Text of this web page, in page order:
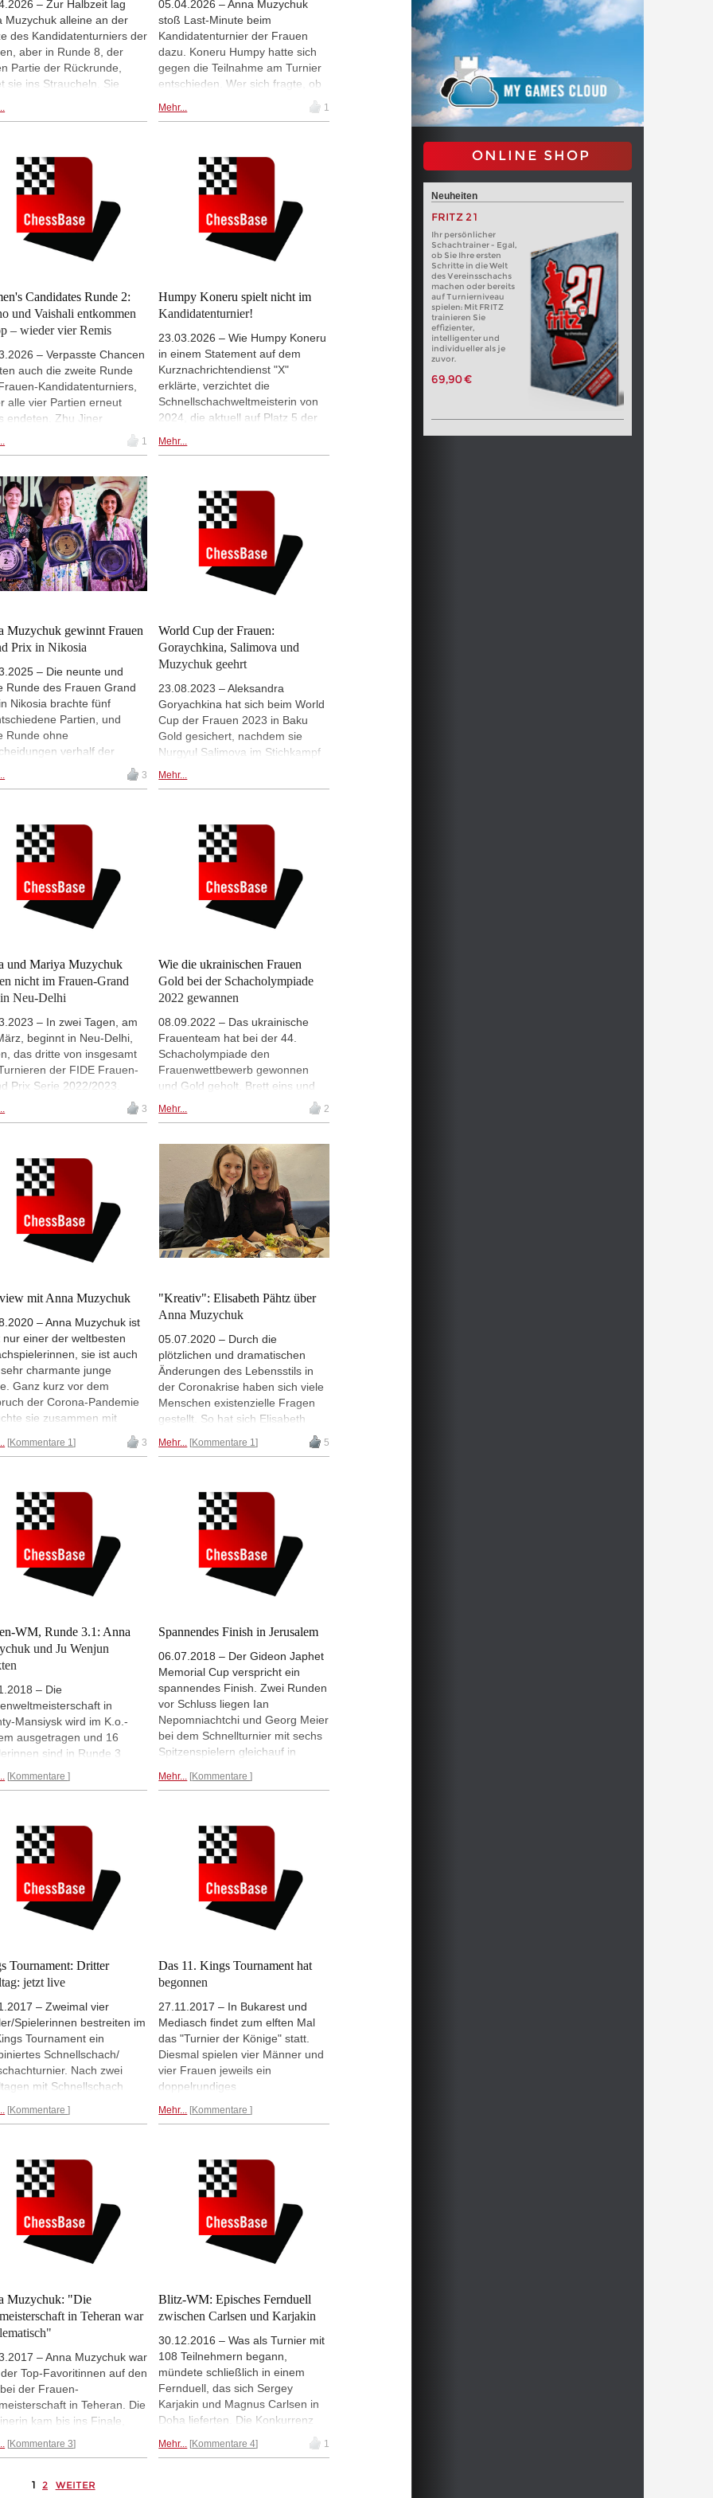
– Zur Halbzeit lag
Muzychuk alleine an der
des Kandidatenturniers der
aber in Runde 8, der
Partie der Rückrunde,
sie ins Straucheln. Sie
lange Zeit klar besser, fast
Niederlage teilt sie sich
anderen Spielerinnen, die
4,5 Punkte aus 8 Partien
die Tabellenführung. |
FIDE / Yoav Nis
05.04.2026 – Anna Muzychuk
stoß Last-Minute beim
Kandidatenturnier der Frauen
dazu. Koneru Humpy hatte sich
gegen die Teilnahme am Turnier
entschieden. Wer sich fragte, ob
Muzychuk überhaupt mithalten
könnte, weil die anderen
eines Besseren belehrt. In Runde
6 gewann Muzychuk gegen Zhu
Jiner und führt dadurch mit 4 aus
6. Divya Deshmukh konnte gegen
Bibisara Assaubayeva ihren
ersten Sieg verzeichnen und
Vaishali Rameshbabu gewann
Samstag. | Foto: FIDE / Yoav Nis
Mehr... 1
Candidates Runde 2:
und Vaishali entkommen
– wieder vier Remis
– Verpasste Chancen
auch die zweite Runde
Kandidatenturniers,
alle vier Partien erneut
endeten. Zhu Jiner
eine deutlich überlegene
sodass ein Dauerschach
für Lagno rettete. Im
indischen Duell verspielte
Deshmukh (im Bild)
einen Vorteil, nachdem
taktische Möglichkeit von
Rameshbabu übersehen
| Foto: FIDE / Yoav Nis
1
Humpy Koneru spielt nicht im
Kandidatenturnier!
23.03.2026 – Wie Humpy Koneru
in einem Statement auf dem
Kurznachrichtendienst "X"
erklärte, verzichtet die
Schnellschachweltmeisterin von
2024, die aktuell auf Platz 5 der
Teilnahme am Kandidatenturnier
Sicherheitsbedenken vor dem
Hintergrund zunehmender
Spannungen in der Region.
Gemäß den Regularien wurde
Anna Muzychuk als Ersatz für die
indische Großmeisterin in das
achtköpfige Teilnehmerfeld
Mehr...
Muzychuk gewinnt Frauen
Prix in Nikosia
– Die neunte und
Runde des Frauen Grand
Nikosia brachte fünf
Partien, und
Runde ohne
verhalf der
Großmeisterin Anna
zum Turniersieg. Mit 6
Jiner, aber hatte die bessere
Preisgeld und Grand
Punkte wurden geteilt, aber
ging an
Harika Dronavalli
Bronze. | Fotos: FIDE /
3
World Cup der Frauen:
Goraychkina, Salimova und
Muzychuk geehrt
23.08.2023 – Aleksandra
Goryachkina hat sich beim World
Cup der Frauen 2023 in Baku
Gold gesichert, nachdem sie
Nurgyul Salimova im Stichkampf
Großmeisterin war als Zweite der
zeigen, um die überragende
bulgarische Außenseiterin zu
besiegen. Anna Muzychuk
erreichte ebenfalls das Podium,
nachdem sie Tan Zhongyi im
Spiel um Platz drei schlug. Dank
dieses Sieges sicherte sich
Kandidatenturnier der Frauen
2024. | Foto: FIDE / Stev
Bonhage
Mehr...
und Mariya Muzychuk
nicht im Frauen-Grand
Neu-Delhi
– In zwei Tagen, am
beginnt in Neu-Delhi,
das dritte von insgesamt
der FIDE Frauen-
Prix Serie 2022/2023.
Spielerinnen gehen an den
aber die beiden
auf die Teilnahme
vermutlich weil
Lagno, Polina
und Aleksandra
die Mitglieder des
Schachverbands
aber unter FIDE-Flagge
| Foto: ChessBase
3
Wie die ukrainischen Frauen
Gold bei der Schacholympiade
2022 gewannen
08.09.2022 – Das ukrainische
Frauenteam hat bei der 44.
Schacholympiade den
Frauenwettbewerb gewonnen
und Gold geholt. Brett eins und
zwei des Teams wird seit Jahren
von Mariya und Anna Muzychuk
Shah sprechen die Schwestern
über ihre Erfahrungen in Indien,
darüber, wie schwierig es war, die
Olympiade zu gewinnen, und
zeigen auch die kritischen
Momente in ihren Partien. | Foto:
FIDE/Lennart Ootes
Mehr... 2
mit Anna Muzychuk
– Anna Muzychuk ist
nur einer der weltbesten
sie ist auch
charmante junge
Ganz kurz vor dem
der Corona-Pandemie
sie zusammen mit
Büro, beantwortete
Variante.
Kommentare 1 3
"Kreativ": Elisabeth Pähtz über
Anna Muzychuk
05.07.2020 – Durch die
plötzlichen und dramatischen
Änderungen des Lebensstils in
der Coronakrise haben sich viele
Menschen existenzielle Fragen
gestellt. So hat sich Elisabeth
"Was ist der Sinn des Lebens?"
- vor einer Woche haben sie noch
viel besser gepasst?", aber die
deutsche Nummer 1 im
Frauenschach hat die
Coronakrise auch dazu genutzt,
die vielen Talente der besten
Schachspielerinnen der Welt zu
Anna Muzychuk, die nicht nur am
Schachbrett kreativ ist.
Mehr... Kommentare 1 5
WM, Runde 3.1: Anna
und Ju Wenjun
– Die
in
Mansiysk wird im K.o.-
ausgetragen und 16
sind in Runde 3
man Titelverteidigerin Ju
3 der
ein. Beide
ihre Auftaktpartien in
3.| Fotos: Turnierseite
Kommentare
Spannendes Finish in Jerusalem
06.07.2018 – Der Gideon Japhet
Memorial Cup verspricht ein
spannendes Finish. Zwei Runden
vor Schluss liegen Ian
Nepomniachtchi und Georg Meier
bei dem Schnellturnier mit sechs
Spitzenspielern gleichauf in
Runden spielen sie
6 und braucht in der
Schlussrunde nur ein Remis, um
das Turnier zu gewinnen. | Foto:
Mehr... Kommentare
Tournament: Dritter
jetzt live
– Zweimal vier
Spielerinnen bestreiten im
Tournament ein
Schnellschach/
Nach zwei
mit Schnellschach
Heute geht es mit
Kommentare
Das 11. Kings Tournament hat
begonnen
27.11.2017 – In Bukarest und
Mediasch findet zum elften Mal
das "Turnier der Könige" statt.
Diesmal spielen vier Männer und
vier Frauen jeweils ein
doppelrundiges
anschließend ein vierrundiges
Mehr... Kommentare
Muzychuk: "Die
in Teheran war
– Anna Muzychuk war
Top-Favoritinnen auf den
der Frauen-
in Teheran. Die
kam bis ins Finale,
Im Interview
bei der
Kommentare 3
Blitz-WM: Episches Fernduell
zwischen Carlsen und Karjakin
30.12.2016 – Was als Turnier mit
108 Teilnehmern begann,
mündete schließlich in einem
Fernduell, das sich Sergey
Karjakin und Magnus Carlsen in
Doha lieferten. Die Konkurrenz
auf Abstand haltend, zogen die
beiden Kontrahenten ein großes
Mehr... Kommentare 4 1
1 2 WEITER
ONLINE SHOP
Neuheiten
FRITZ 21
Ihr persönlicher
Schachtrainer - Egal,
ob Sie Ihre ersten
Schritte in die Welt
des Vereinsschachs
machen oder bereits
auf Turnierniveau
spielen: Mit FRITZ
trainieren Sie
effizienter,
intelligenter und
individueller als je
zuvor.
69,90 €